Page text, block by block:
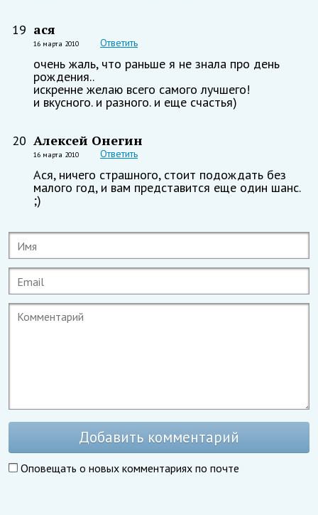
19 ася
16 марта 2010 Ответить
очень жаль, что раньше я не знала про день
рождения..
искренне желаю всего самого лучшего!
и вкусного. и разного. и еще счастья)
20 Алексей Онегин
16 марта 2010 Ответить
Ася, ничего страшного, стоит подождать без
малого год, и вам представится еще один шанс.
;)
Добавить комментарий
Оповещать о новых комментариях по почте